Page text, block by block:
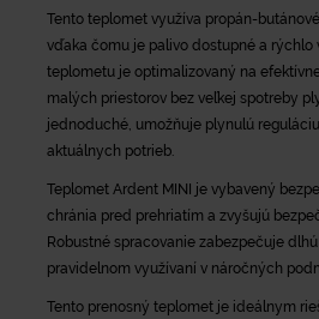
Tento teplomet využíva propán-
vďaka čomu je palivo dostupné a rýchlo
teplometu je optimalizovaný na
malých priestorov bez veľkej spotreby
jednoduché, umožňuje plynulú
aktuálnych potrieb.
Teplomet Ardent MINI je vybavený
chránia pred prehriatím a zvyšujú
Robustné spracovanie zabezpečuje
pravidelnom využívaní v náročných
Tento prenosný teplomet je ideálnym